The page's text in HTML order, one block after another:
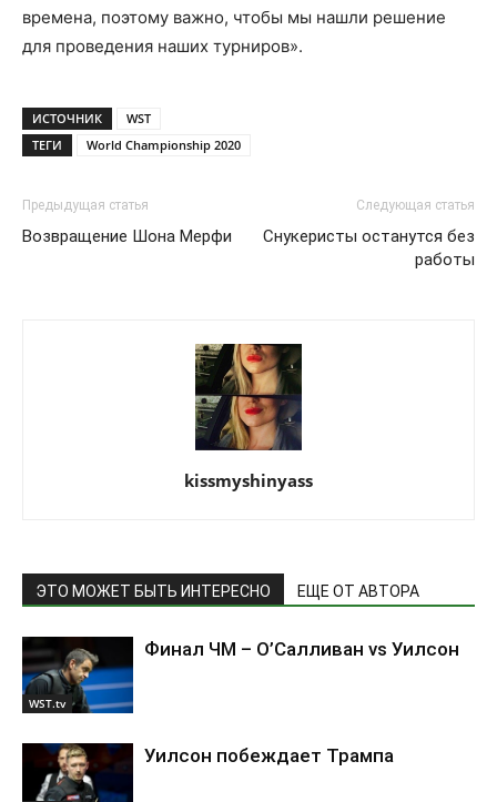
времена, поэтому важно, чтобы мы нашли решение
для проведения наших турниров».
ИСТОЧНИК
WST
ТЕГИ
World Championship 2020
Предыдущая статья
Возвращение Шона Мерфи
Следующая статья
Снукеристы останутся без
работы
kissmyshinyass
ЭТО МОЖЕТ БЫТЬ ИНТЕРЕСНО ЕЩЕ ОТ АВТОРА
WST.tv
Финал ЧМ – О’Салливан vs Уилсон
Уилсон побеждает Трампа